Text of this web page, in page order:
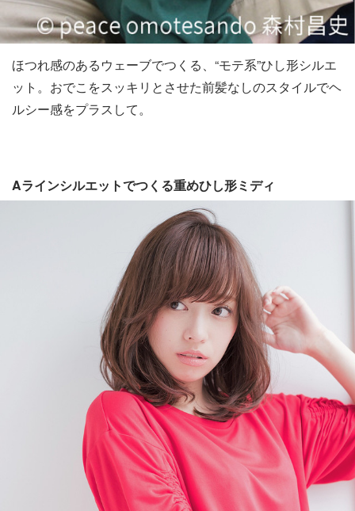
ほつれ感のあるウェーブでつくる、“モテ系”ひし形シルエ
ット。おでこをスッキリとさせた前髪なしのスタイルでヘ
ルシー感をプラスして。
Aラインシルエットでつくる重めひし形ミディ